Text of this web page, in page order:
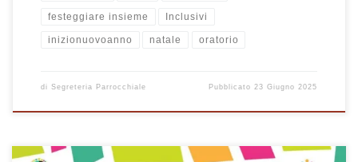
festeggiare insieme Inclusivi
inizionuovoanno natale oratorio
di Segreteria Parrocchiale Pubblicato23 Giugno 2025